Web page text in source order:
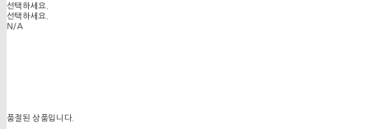
선택하세요.
선택하세요.
N/A
품절된 상품입니다.